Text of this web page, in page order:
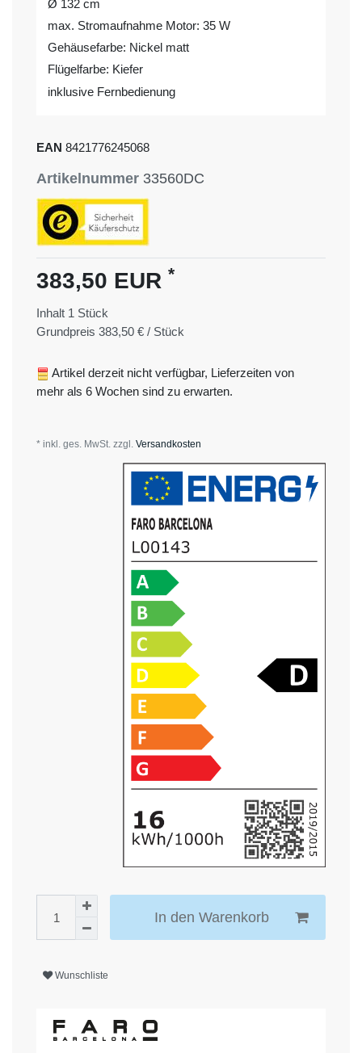
Ø 132 cm
max. Stromaufnahme Motor: 35 W
Gehäusefarbe: Nickel matt
Flügelfarbe: Kiefer
inklusive Fernbedienung
EAN 8421776245068
Artikelnummer 33560DC
383,50 EUR *
Inhalt 1 Stück
Grundpreis 383,50 € / Stück
Artikel derzeit nicht verfügbar, Lieferzeiten von
mehr als 6 Wochen sind zu erwarten.
* inkl. ges. MwSt. zzgl. Versandkosten
In den Warenkorb
Wunschliste